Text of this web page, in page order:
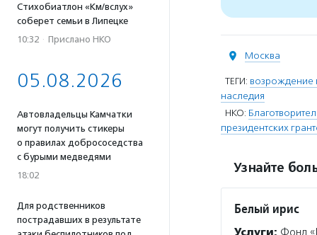
Стихобиатлон «Км/вслух»
соберет семьи в Липецке
10:32 · Прислано НКО
05.08.2026
Автовладельцы Камчатки
могут получить стикеры
о правилах добрососедства
с бурыми медведями
18:02
Для родственников
пострадавших в результате
Москва
ТЕГИ: возрождение
наследия
НКО:
президентских
Узнайте
Белый ирис
Услуги: Фонд